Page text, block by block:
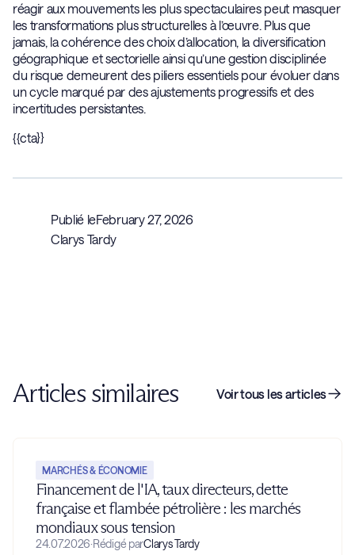
réagir aux mouvements les plus spectaculaires peut masquer
les transformations plus structurelles à l’œuvre. Plus que
jamais, la cohérence des choix d’allocation, la diversification
géographique et sectorielle ainsi qu’une gestion disciplinée
du risque demeurent des piliers essentiels pour évoluer dans
un cycle marqué par des ajustements progressifs et des
incertitudes persistantes.
{{cta}}
Publié leFebruary 27, 2026
Clarys Tardy
Articles similaires Voir tous les articles
MARCHÉS & ÉCONOMIE
Financement de l'IA, taux directeurs, dette
française et flambée pétrolière : les marchés
mondiaux sous tension
24.07.2026·Rédigé parClarys Tardy